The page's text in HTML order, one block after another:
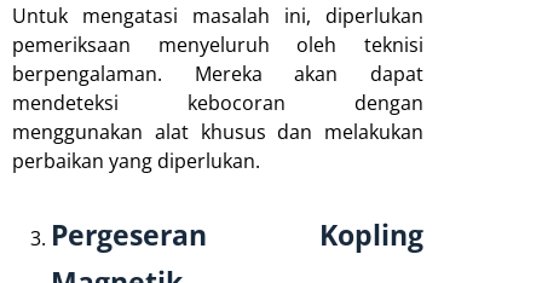
Untuk mengatasi masalah ini, diperlukan
pemeriksaan menyeluruh oleh teknisi
berpengalaman. Mereka akan dapat
mendeteksi kebocoran dengan
menggunakan alat khusus dan melakukan
perbaikan yang diperlukan.
Pergeseran Kopling